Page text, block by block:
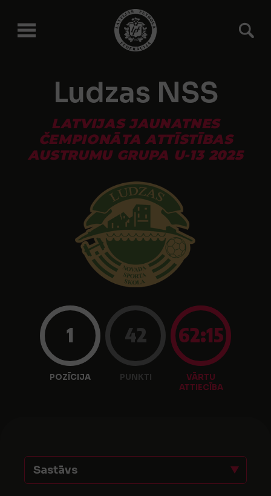
Ludzas NSS
LATVIJAS JAUNATNES
ČEMPIONĀTA ATTĪSTĪBAS
AUSTRUMU GRUPA U-13 2025
1
POZĪCIJA
42
PUNKTI
62:15
VĀRTU
ATTIECĪBA
Sastāvs